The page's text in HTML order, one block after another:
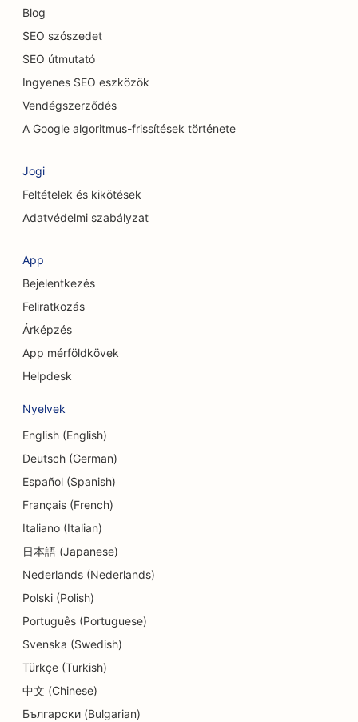
SEO autókereskedések számára
SEO a takarítási szolgáltatások számára
SEO ruházati boltok számára
SEO a kávézók számára
SEO kozmetikai sebészek számára
SEO a Delis számára
SEO az adósságtanácsadási szolgáltatások
számára
SEO a valutaváltó szolgáltatások számára
SEO a bőrradírozási szolgáltatásokhoz
SEO az óvodák számára
SEO fogászati klinikák számára
SEO a részletek üzletei számára
Blog
SEO szószedet
SEO útmutató
Ingyenes SEO eszközök
Vendégszerződés
A Google algoritmus-frissítések története
Jogi
Feltételek és kikötések
Adatvédelmi szabályzat
App
Bejelentkezés
Feliratkozás
Árképzés
App mérföldkövek
Helpdesk
Nyelvek
English (English)
Deutsch (German)
Español (Spanish)
Français (French)
Italiano (Italian)
日本語 (Japanese)
Nederlands (Nederlands)
Polski (Polish)
Português (Portuguese)
Svenska (Swedish)
Türkçe (Turkish)
中文 (Chinese)
Български (Bulgarian)